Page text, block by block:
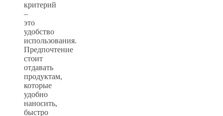
критерий
–
это
удобство
использования.
Предпочтение
стоит
отдавать
продуктам,
которые
удобно
наносить,
быстро